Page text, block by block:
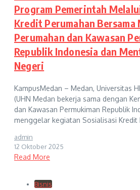
Program Pemerintah
Kredit Perumahan Bersama
Perumahan dan Kawasan
Republik Indonesia dan
Negeri
KampusMedan – Medan, Universitas
(UHN Medan bekerja sama dengan
dan Kawasan Permukiman Republik
menggelar kegiatan Sosialisasi Kredit
admin
12 Oktober 2025
Read More
Bisnis